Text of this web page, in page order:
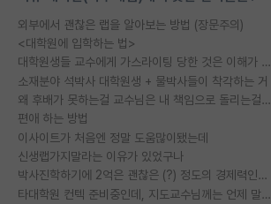
외부에서 괜찮은 랩을 알아보는 방법 (장문주의)
<대학원에 입학하는 법>
대학원생들 교수에게 가스라이팅 당한 것은 이해가 갑니다. 안타깝네요.
소재분야 석박사 대학원생 + 물박사들이 착각하는 거
왜 후배가 못하는걸 교수님은 내 책임으로 돌리는걸까요?
편애 하는 방법
이사이트가 처음엔 정말 도움많이됐는데
신생랩가지말라는 이유가 있었구나
박사진학하기에 2억은 괜찮은 (?) 정도의 경제력인가요
타대학원 컨텍 준비중인데, 지도교수님께는 언제 말씀드려야 할까요?